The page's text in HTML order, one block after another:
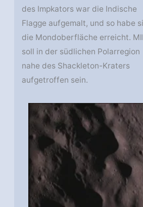
des Impkators war die Indische
Flagge aufgemalt, und so habe
die Mondoberfläche erreicht.
soll in der südlichen Polarregion
nahe des Shackleton-Kraters
aufgetroffen sein.